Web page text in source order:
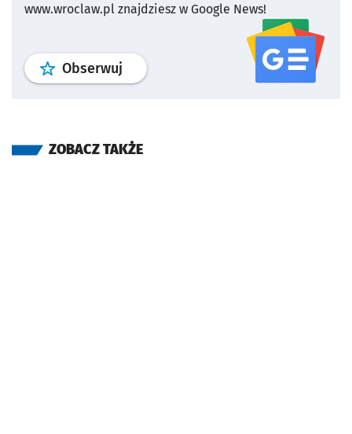
www.wroclaw.pl znajdziesz w Google News!
Obserwuj profil serwisu
ZOBACZ TAKŻE